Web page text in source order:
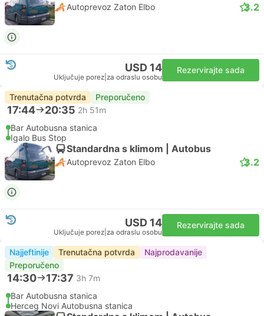
Autoprevoz Zaton Elbo 3.2
USD 14
Uključuje porez za odraslu osobu
Rezervirajte sada
Trenutačna potvrda Preporučeno
17:44 20:35 2h 51m
Bar Autobusna stanica
Igalo Bus Stop
Standardna s klimom | Autobus
Autoprevoz Zaton Elbo 3.2
USD 14
Uključuje porez za odraslu osobu
Rezervirajte sada
Najjeftinije Trenutačna potvrda
Najprodavanije
Preporučeno
14:30 17:37 3h 7m
Bar Autobusna stanica
Herceg Novi Autobusna stanica